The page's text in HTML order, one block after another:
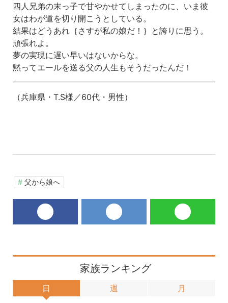
四人兄弟の末っ子で甘やかせてしまったのに、いま彼
女はわが道を切り開こうとしている。
結果はどうあれ｛さすが私の娘だ！｝と誇りに思う。
頑張れよ。
夢の実現に遅い早いはないからな。
黙ってエールを送る父の人生もそうだったんだ！
（兵庫県・T.S様／60代・男性）
父から娘へ
家族ランキング
日 週 月